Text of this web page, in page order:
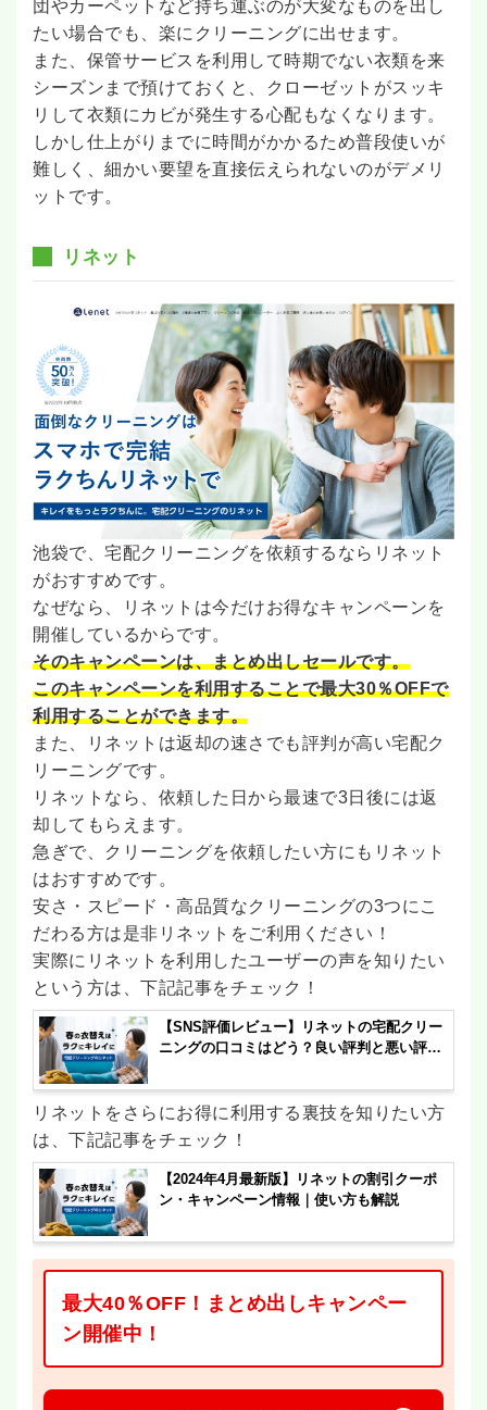
団やカーペットなど持ち運ぶのが大変なものを出し
たい場合でも、楽にクリーニングに出せます。
また、保管サービスを利用して時期でない衣類を来
シーズンまで預けておくと、クローゼットがスッキ
リして衣類にカビが発生する心配もなくなります。
しかし仕上がりまでに時間がかかるため普段使いが
難しく、細かい要望を直接伝えられないのがデメリ
ットです。
リネット
池袋で、宅配クリーニングを依頼するならリネット
がおすすめです。
なぜなら、リネットは今だけお得なキャンペーンを
開催しているからです。
そのキャンペーンは、まとめ出しセールです。
このキャンペーンを利用することで最大30％OFFで
利用することができます。
また、リネットは返却の速さでも評判が高い宅配ク
リーニングです。
リネットなら、依頼した日から最速で3日後には返
却してもらえます。
急ぎで、クリーニングを依頼したい方にもリネット
はおすすめです。
安さ・スピード・高品質なクリーニングの3つにこ
だわる方は是非リネットをご利用ください！
実際にリネットを利用したユーザーの声を知りたい
という方は、下記記事をチェック！
【SNS評価レビュー】リネットの宅配クリー
ニングの口コミはどう？良い評判と悪い評判
リネットをさらにお得に利用する裏技を知りたい方
は、下記記事をチェック！
【2024年4月最新版】リネットの割引クーポ
ン・キャンペーン情報｜使い方も解説
最大40％OFF！まとめ出しキャンペー
ン開催中！